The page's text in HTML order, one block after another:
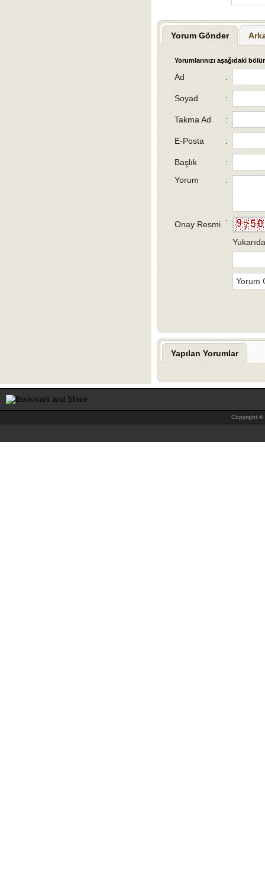
Yorum Gönder
Yorumlarınızı aşağıdaki
Ad :
Soyad :
Takma Ad :
E-Posta :
Başlık
:
Yorum
:
Onay Resmi :
Yapılan Yorumlar
Copyright ©